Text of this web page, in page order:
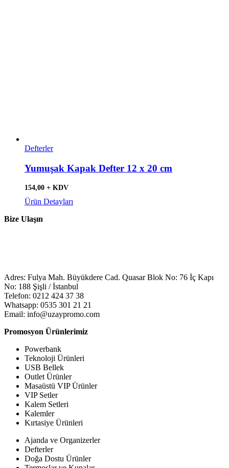
Defterler
Yumuşak Kapak Defter 12 x 20 cm
154,00 + KDV
Ürün Detayları
Bize Ulaşın
Adres: Fulya Mah. Büyükdere Cad. Quasar Blok No: 76 İç Kapı
No: 188 Şişli / İstanbul
Telefon: 0212 424 37 38
Whatsapp: 0535 301 21 21
Email: info@uzaypromo.com
Promosyon Ürünlerimiz
Powerbank
Teknoloji Ürünleri
USB Bellek
Outlet Ürünler
Masaüstü VIP Ürünler
VIP Setler
Kalem Setleri
Kalemler
Kırtasiye Ürünleri
Ajanda ve Organizerler
Defterler
Doğa Dostu Ürünler